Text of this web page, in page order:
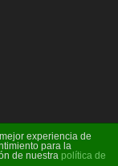
experiencia de
para la
de nuestra política de